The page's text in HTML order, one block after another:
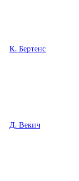
К. Бертенс
Д. Векич